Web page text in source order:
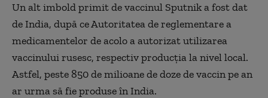
Un alt imbold primit de vaccinul Sputnik a fost dat
de India, după ce Autoritatea de reglementare a
medicamentelor de acolo a autorizat utilizarea
vaccinului rusesc, respectiv producția la nivel local.
Astfel, peste 850 de milioane de doze de vaccin pe an
ar urma să fie produse în India.